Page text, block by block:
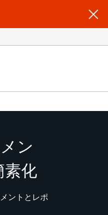
ン
素化
ントとレポ